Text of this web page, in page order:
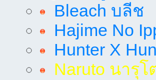
Bleach บลีช
Hajime No
Hunter X
Naruto นารุโ